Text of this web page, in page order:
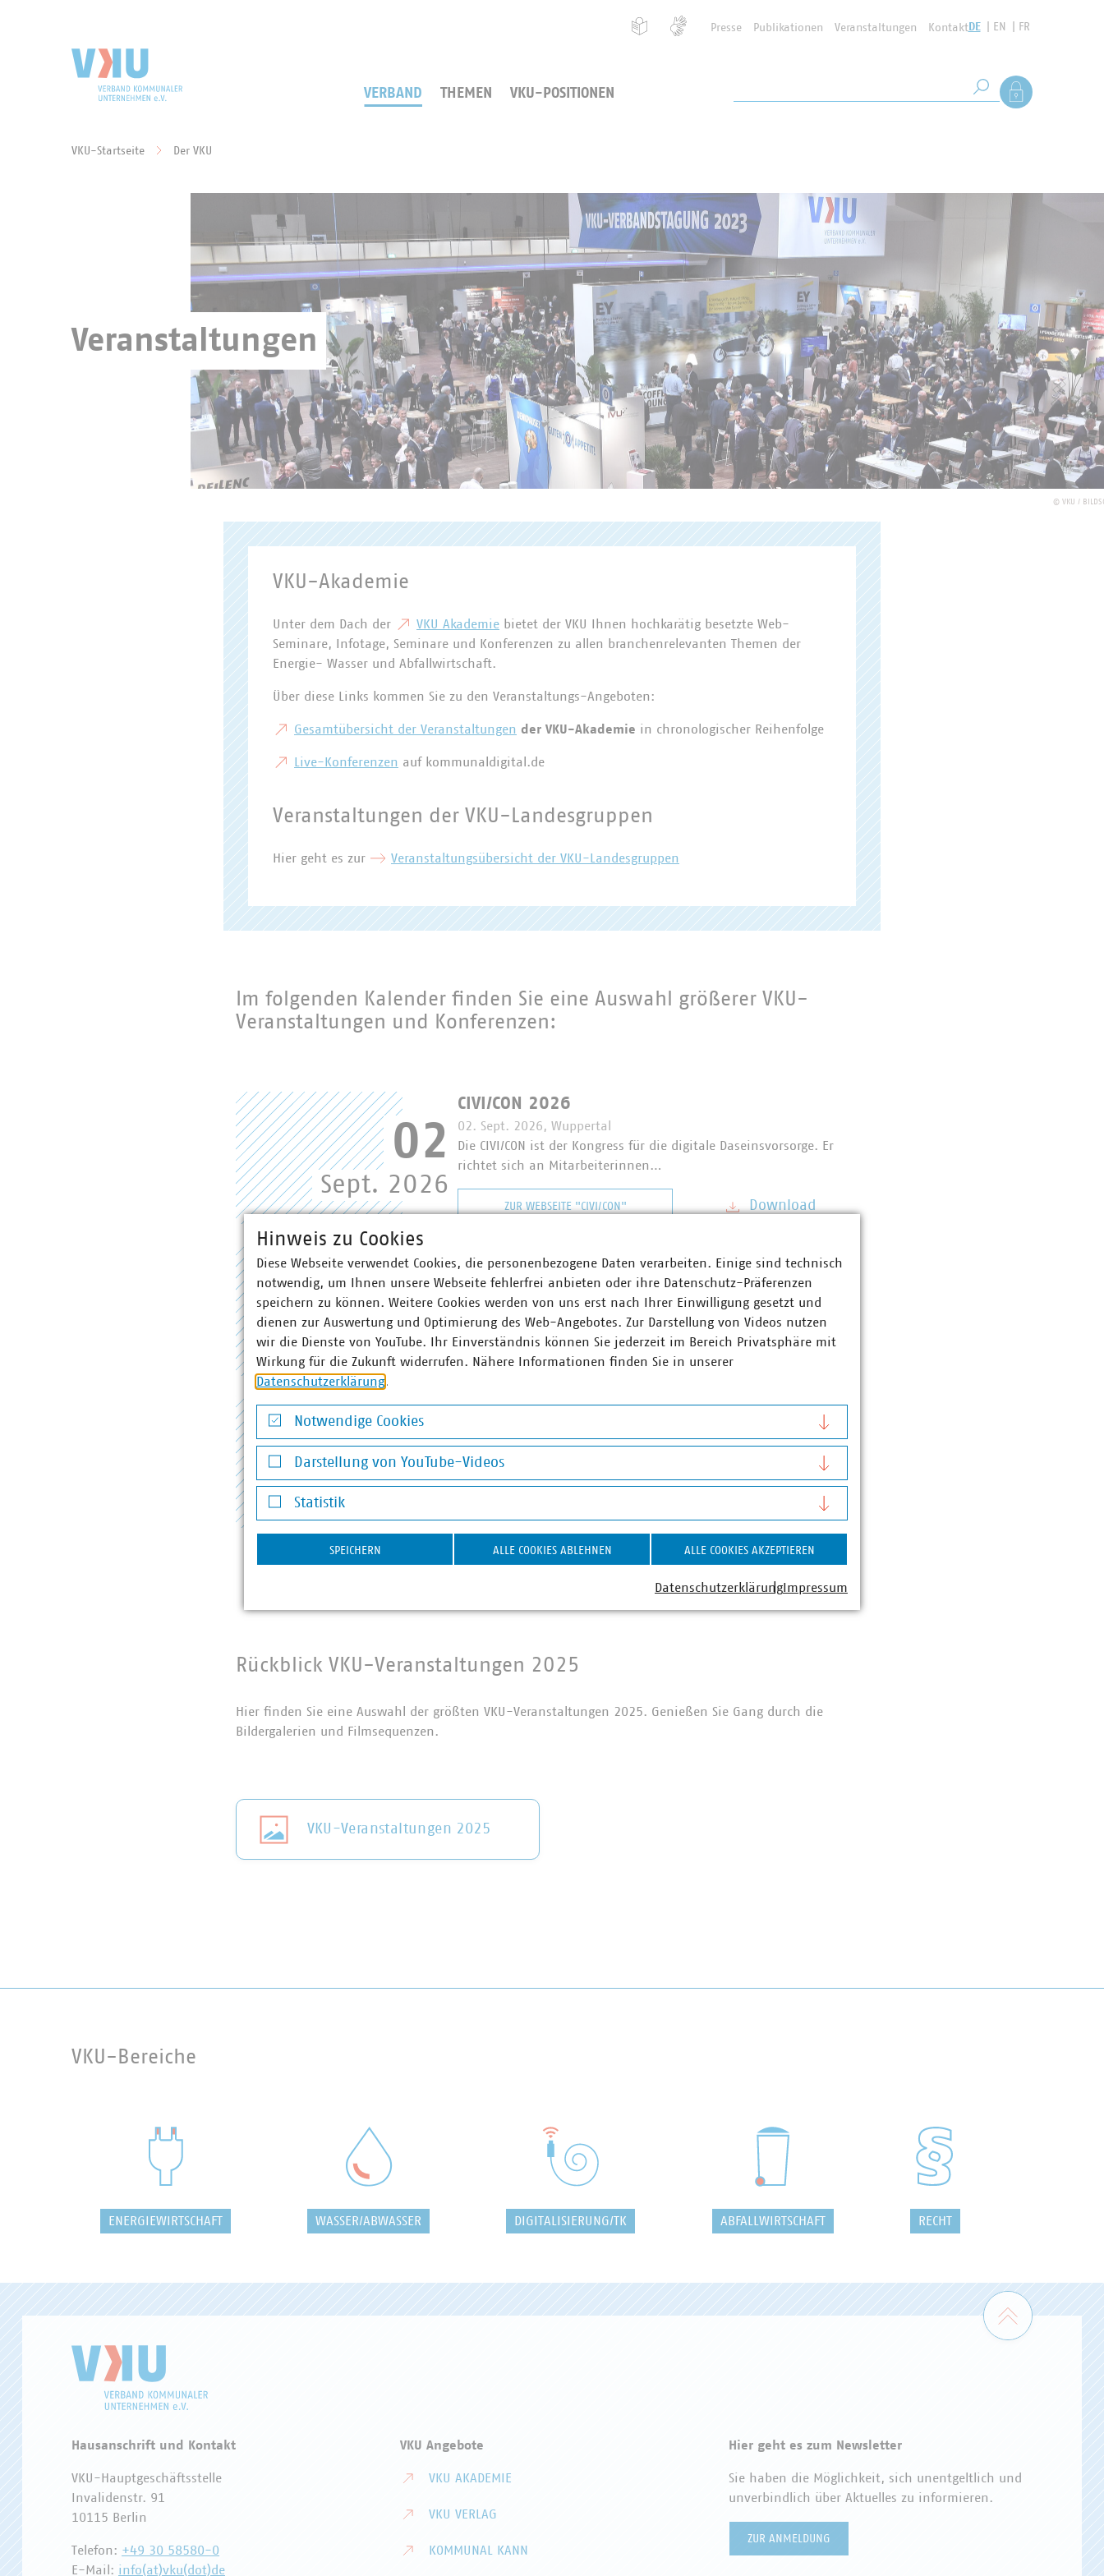
Presse Publikationen Veranstaltungen KontaktDE EN FR
VERBAND THEMEN VKU-POSITIONEN Suche starten
Als Mitglied
VKU-Startseite Der VKU
© VKU /
Veranstaltungen
VKU-Akademie
Unter dem Dach der VKU Akademie bietet der VKU Ihnen hochkarätig besetzte Web-
Seminare, Infotage, Seminare und Konferenzen zu allen branchenrelevanten Themen der
Energie- Wasser und Abfallwirtschaft.
Über diese Links kommen Sie zu den Veranstaltungs-Angeboten:
Gesamtübersicht der Veranstaltungen der VKU-Akademie in chronologischer Reihenfolge
Live-Konferenzen auf kommunaldigital.de
Veranstaltungen der VKU-Landesgruppen
Hier geht es zur Veranstaltungsübersicht der VKU-Landesgruppen
Im folgenden Kalender finden Sie eine Auswahl größerer VKU-
Veranstaltungen und Konferenzen:
02
Sept. 2026
CIVI/CON 2026
02. Sept. 2026, Wuppertal
Die CIVI/CON ist der Kongress für die digitale Daseinsvorsorge. Er
richtet sich an Mitarbeiterinnen…
ZUR WEBSEITE "CIVI/CON" Download
16 – 17
Sept. 2026
VKU-Stadtwerkekongress 2026
16. / 17. Sept. 2026, Berlin
Seit mehr als 25 Jahren ist der VKU-Stadtwerkekongress® Fixtermin
für die Entscheider:innen der…
JETZT ANMELDEN
13 – 15
Okt. 2026
Smart Country Convention 2026
Das führende Event für den digitalen Staat und öffentliche Dienste.
Die SCCON ein Muss für alle…
Rückblick VKU-Veranstaltungen 2025
Hier finden Sie eine Auswahl der größten VKU-Veranstaltungen 2025. Genießen Sie Gang durch die
Bildergalerien und Filmsequenzen.
VKU-Veranstaltungen 2025
VKU-Bereiche
ENERGIEWIRTSCHAFT WASSER/ABWASSER DIGITALISIERUNG/TK ABFALLWIRTSCHAFT RECHT
Zum
Hausanschrift und Kontakt
VKU-Hauptgeschäftsstelle
Invalidenstr. 91
10115 Berlin
Telefon: +49 30 58580-0
E-Mail: info(at)vku(dot)de
VKU Angebote
VKU AKADEMIE
VKU VERLAG
KOMMUNAL KANN
Hier geht es zum Newsletter
Sie haben die Möglichkeit, sich unentgeltlich und
unverbindlich über Aktuelles zu informieren.
ZUR ANMELDUNG
Hinweis zu Cookies
Diese Webseite verwendet Cookies, die personenbezogene Daten verarbeiten. Einige sind technisch
notwendig, um Ihnen unsere Webseite fehlerfrei anbieten oder ihre Datenschutz-Präferenzen
speichern zu können. Weitere Cookies werden von uns erst nach Ihrer Einwilligung gesetzt und
dienen zur Auswertung und Optimierung des Web-Angebotes. Zur Darstellung von Videos nutzen
wir die Dienste von YouTube. Ihr Einverständnis können Sie jederzeit im Bereich Privatsphäre mit
Wirkung für die Zukunft widerrufen. Nähere Informationen finden Sie in unserer
Datenschutzerklärung.
Notwendige Cookies
Notwendige Cookies
Darstellung von YouTube-Videos
Darstellung von YouTube-Videos
Statistik
Statistik
SPEICHERN ALLE COOKIES ABLEHNEN ALLE COOKIES AKZEPTIEREN
Datenschutzerklärung Impressum